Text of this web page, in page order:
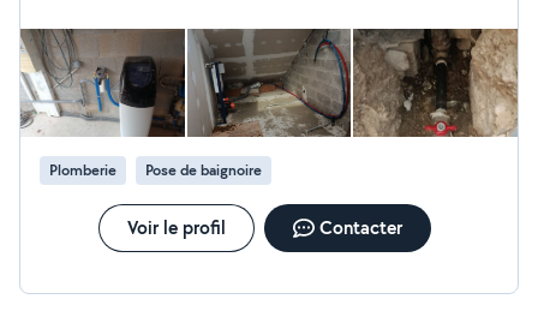
de qualité à des prix compétitifs.24/24 et 7/7 -
Plomberie et Sanitaires Changement de robinetterie
Changement de toilette Installation de douche
Déplacement de point d'eau Rénovation de salle de
bain Neuf ou Rénovation _ Chauffe-eau Dépannage de
chauffe-eau Réparation Installation toutes marques
Mise en sécurité Toutes marques - Recherche et
Réparation de Fuite Canalisation Tuyauterie Toilettes
Joints Bac à douche Vannes - Débouchage de
canalisation 24H/24 7J/7 WC / Toilette Douche /
Plomberie Pose de baignoire
Voir le profil Contacter